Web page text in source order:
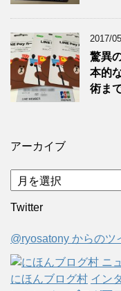
2017/
驚異
本的
術ま
アーカイブ
ア
ー
カ
ブ
Twitter
@ryosatony からのツ
にほんブログ村 イン